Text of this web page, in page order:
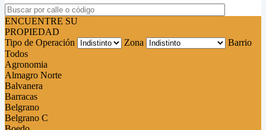
ENCUENTRE SU
PROPIEDAD
Tipo de Operación
Zona
Barrio
Todos
Agronomia
Almagro Norte
Balvanera
Barracas
Belgrano
Belgrano C